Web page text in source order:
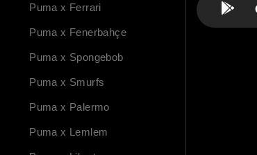
Puma x Ferrari
Puma x Fenerbahçe
Puma x Spongebob
Puma x Smurfs
Puma x Palermo
Puma x Lemlem